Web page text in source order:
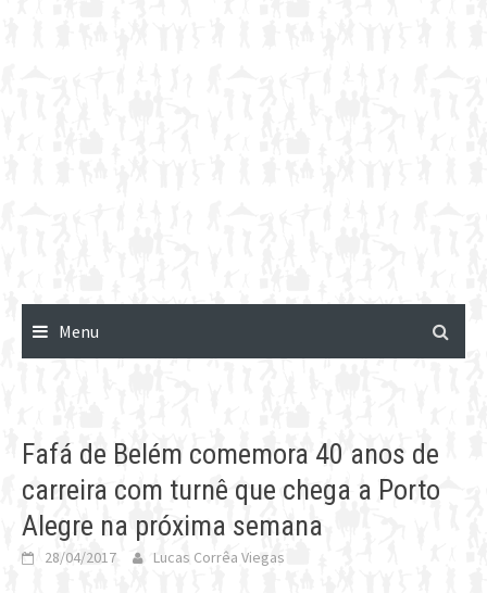
Menu
Fafá de Belém comemora 40 anos de
carreira com turnê que chega a Porto
Alegre na próxima semana
28/04/2017 Lucas Corrêa Viegas